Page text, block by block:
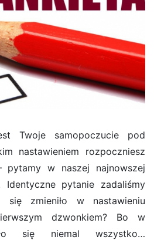
Twoje samopoczucie pod
nastawieniem rozpoczniesz
w naszej najnowszej
Identyczne pytanie zadaliśmy
zmieniło w nastawieniu
dzwonkiem? Bo w
się niemal wszystko…